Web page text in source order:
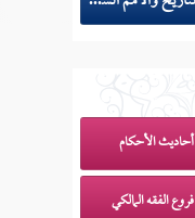
أحاديث الأحكام
فروع الفقه المالكي